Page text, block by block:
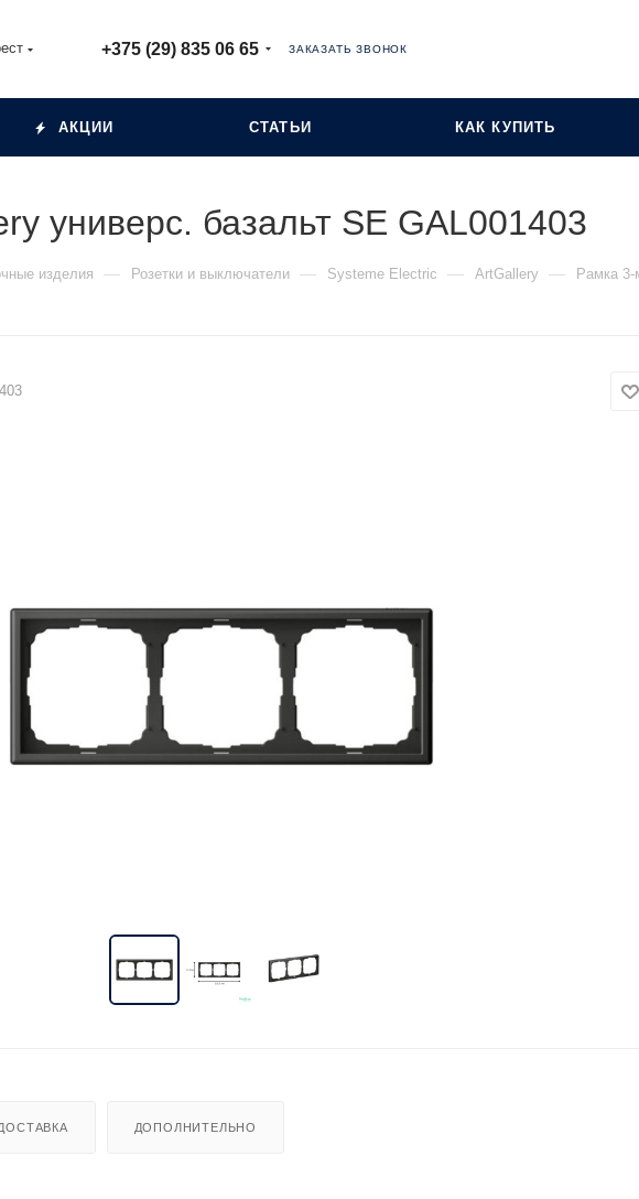
+375 (29) 835 06 65 ЗАКАЗАТЬ ЗВОНОК
АКЦИИ СТАТЬИ КАК КУПИТЬ
универс. базальт SE GAL001403
изделия — Розетки и выключатели — Systeme Electric — ArtGallery — Рамка 3-
ДОПОЛНИТЕЛЬНО